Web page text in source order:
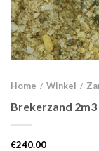
Home / Winkel /
Brekerzand
€240.00